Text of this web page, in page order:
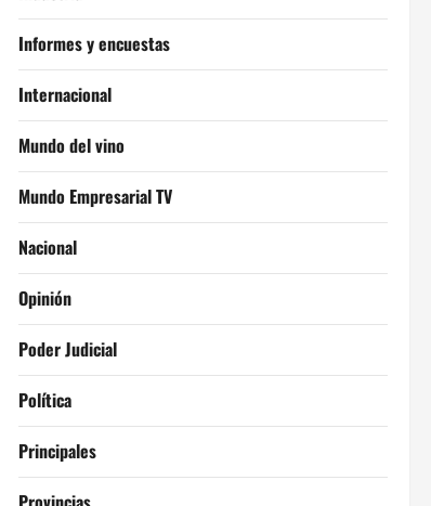
Informes y encuestas
Internacional
Mundo del vino
Mundo Empresarial TV
Nacional
Opinión
Poder Judicial
Política
Principales